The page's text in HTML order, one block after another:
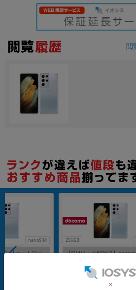
閲
nanoSIM
】【ネットワー
256GB
【SIMロック解除済】
メーカー：SAMSUNG
発売日：2021/04